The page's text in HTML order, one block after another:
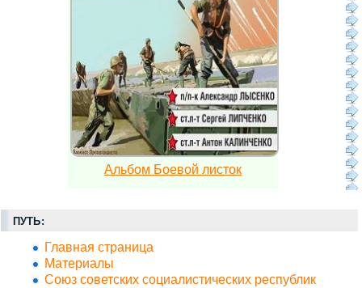
Альбом Боевой листок
ПУТЬ:
Главная страница
Материалы
Союз советских социалистических республик